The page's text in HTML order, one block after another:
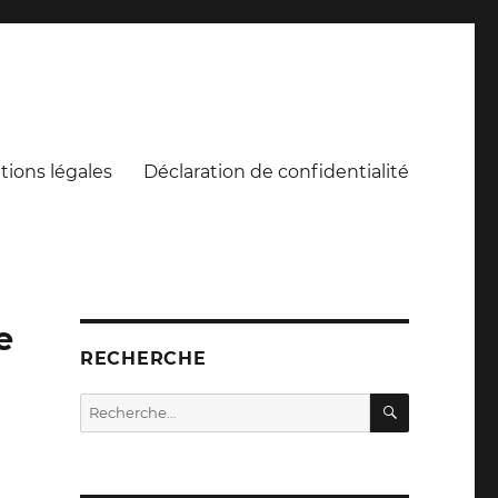
légales Déclaration de confidentialité
RECHERCHE
Recherche
pour :